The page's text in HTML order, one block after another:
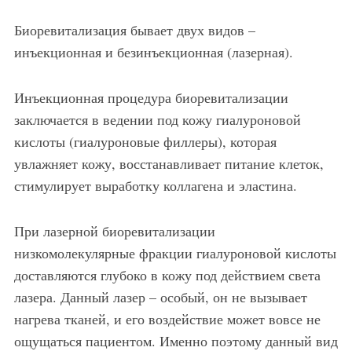
Биоревитализация бывает двух видов –
инъекционная и безинъекционная (лазерная).
Инъекционная процедура биоревитализации
заключается в ведении под кожу гиалуроновой
кислоты (гиалуроновые филлеры), которая
увлажняет кожу, восстанавливает питание клеток,
стимулирует выработку коллагена и эластина.
При лазерной биоревитализации
низкомолекулярные фракции гиалуроновой кислоты
доставляются глубоко в кожу под действием света
лазера. Данный лазер – особый, он не вызывает
нагрева тканей, и его воздействие может вовсе не
ощущаться пациентом. Именно поэтому данный вид